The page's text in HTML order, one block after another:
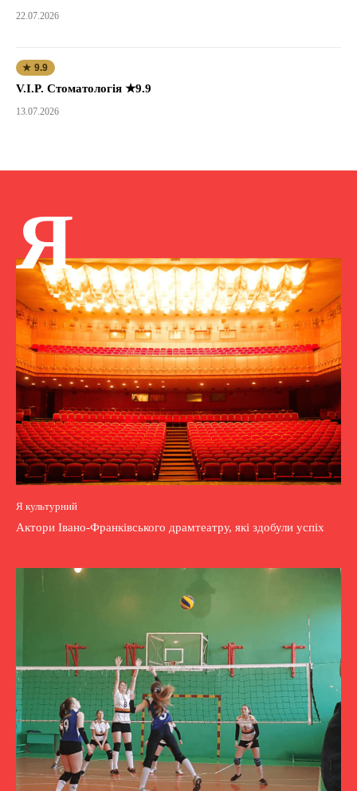
22.07.2026
★ 9.9
V.I.P. Стоматологія ★9.9
13.07.2026
Я
Я культурний
Актори Івано-Франківського драмтеатру, які здобули успіх